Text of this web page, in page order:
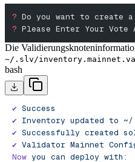
? Do you want to create a
? Please Enter Your Vote
Die
~/.slv/
bash
✔︎ Success
✔ Inventory updated to ~/
✔ Successfully created
✔︎ Validator Mainnet
Now you can deploy with: